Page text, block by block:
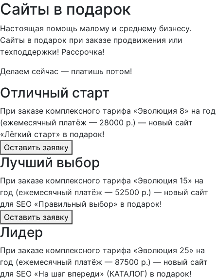
Сайты в подарок
Настоящая помощь малому и среднему бизнесу.
Сайты в подарок при заказе продвижения или
техподдержки! Рассрочка!
Делаем сейчас — платишь потом!
Отличный старт
При заказе комплексного тарифа «Эволюция 8» на год
(ежемесячный платёж — 28000 р.) — новый сайт
«Лёгкий старт» в подарок!
Оставить заявку
Лучший выбор
При заказе комплексного тарифа «Эволюция 15» на
год (ежемесячный платёж — 52500 р.) — новый сайт
для SEO «Правильный выбор» в подарок!
Оставить заявку
Лидер
При заказе комплексного тарифа «Эволюция 25» на
год (ежемесячный платёж — 87500 р.) — новый сайт
для SEO «На шаг впереди» (КАТАЛОГ) в подарок!